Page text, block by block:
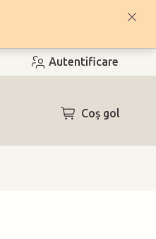
Autentificare
COŞ
Coş gol